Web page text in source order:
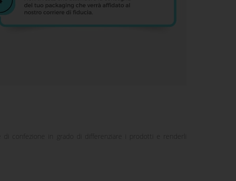
di confezione in grado di differenziare i prodotti e renderli